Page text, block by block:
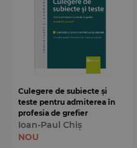
Culegere de subiecte și
teste pentru admiterea în
profesia de grefier
Ioan-Paul Chiș
NOU